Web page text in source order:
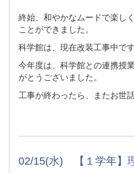
終始、和やかなムードで楽し
ことができました。
科学館は、現在改装工事中です
今年度は、科学館との連携授
がとうございました。
工事が終わったら、またお世
02/15(水) 【１学年】